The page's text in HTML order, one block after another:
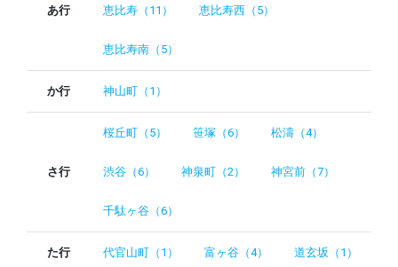
あ行 恵比寿（11） 恵比寿西（5）
恵比寿南（5）
か行 神山町（1）
さ行
桜丘町（5） 笹塚（6） 松濤（4）
渋谷（6） 神泉町（2） 神宮前（7）
千駄ヶ谷（6）
た行 代官山町（1） 富ヶ谷（4） 道玄坂（1）